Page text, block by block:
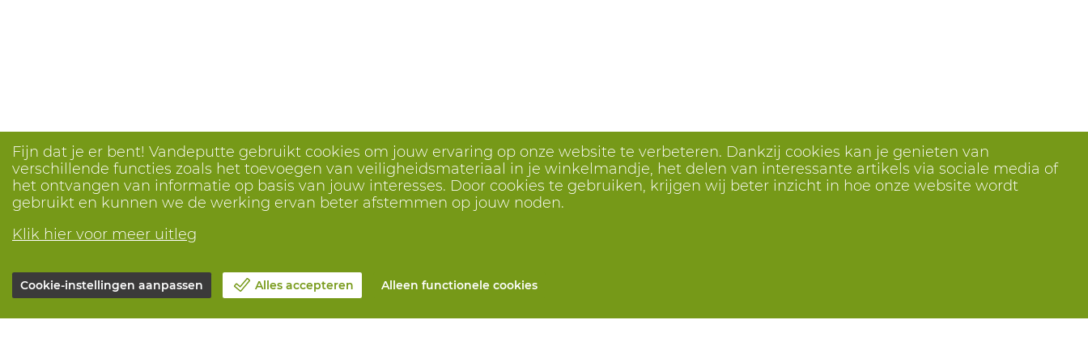
Fijn dat je er bent! Vandeputte gebruikt cookies om jouw ervaring op onze website te verbeteren. Dankzij cookies kan je genieten van
verschillende functies zoals het toevoegen van veiligheidsmateriaal in je winkelmandje, het delen van interessante artikels via sociale media of
het ontvangen van informatie op basis van jouw interesses. Door cookies te gebruiken, krijgen wij beter inzicht in hoe onze website wordt
gebruikt en kunnen we de werking ervan beter afstemmen op jouw noden.
Klik hier voor meer uitleg
Cookie-instellingen aanpassen Alles accepteren Alleen functionele cookies